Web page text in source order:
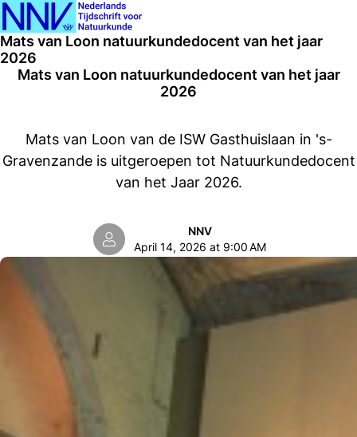
Mats van Loon natuurkundedocent van het jaar
2026
Mats van Loon natuurkundedocent van het jaar
2026
Mats van Loon van de ISW Gasthuislaan in 's-
Gravenzande is uitgeroepen tot Natuurkundedocent
van het Jaar 2026.
NNV
April 14, 2026 at 9:00 AM